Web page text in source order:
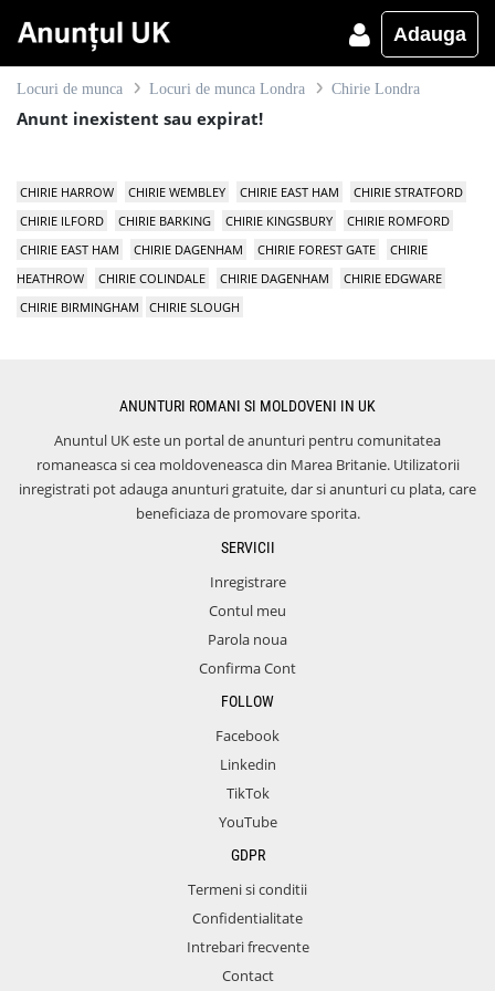
Adauga
Locuri de munca Locuri de munca Londra Chirie Londra
Anunt inexistent sau expirat!
CHIRIE HARROW CHIRIE WEMBLEY CHIRIE EAST HAM
CHIRIE STRATFORD
CHIRIE ILFORD
CHIRIE BARKING CHIRIE KINGSBURY
CHIRIE ROMFORD
CHIRIE EAST HAM
CHIRIE DAGENHAM CHIRIE FOREST GATE
CHIRIE
HEATHROW
CHIRIE COLINDALE CHIRIE DAGENHAM
CHIRIE EDGWARE
CHIRIE BIRMINGHAM
CHIRIE SLOUGH
ANUNTURI ROMANI SI MOLDOVENI IN UK
Anuntul UK este un portal de anunturi pentru comunitatea
romaneasca si cea moldoveneasca din Marea Britanie. Utilizatorii
inregistrati pot adauga anunturi gratuite, dar si anunturi cu plata, care
beneficiaza de promovare sporita.
SERVICII
Inregistrare
Contul meu
Parola noua
Confirma Cont
FOLLOW
Facebook
Linkedin
TikTok
YouTube
GDPR
Termeni si conditii
Confidentialitate
Intrebari frecvente
Contact